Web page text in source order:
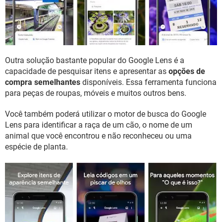
Outra solução bastante popular do Google Lens é a
capacidade de pesquisar itens e apresentar as opções de
compra semelhantes disponíveis. Essa ferramenta funciona
para peças de roupas, móveis e muitos outros bens.
Você também poderá utilizar o motor de busca do Google
Lens para identificar a raça de um cão, o nome de um
animal que você encontrou e não reconheceu ou uma
espécie de planta.